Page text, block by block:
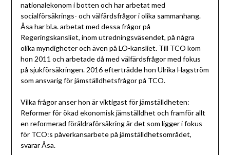
nationalekonom i botten och har arbetat med
socialförsäkrings- och välfärdsfrågor i olika sammanhang.
Åsa har bl.a. arbetat med dessa frågor på
Regeringskansliet, inom utredningsväsendet, på några
olika myndigheter och även på LO-kansliet. Till TCO kom
hon 2011 och arbetade då med välfärdsfrågor med fokus
på sjukförsäkringen. 2016 efterträdde hon Ulrika Hagström
som ansvarig för jämställdhetsfrågor på TCO.
Vilka frågor anser hon är viktigast för jämställdheten:
Reformer för ökad ekonomisk jämställdhet och framför allt
en reformerad föräldraförsäkring är det som ligger i fokus
för TCO:s påverkansarbete på jämställdhetsområdet,
svarar Åsa.